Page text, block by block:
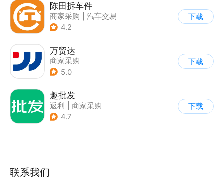
陈田拆车件
商家采购
汽车交易
4.2
下载
万贸达
商家采购
5.0
下载
趣批发
返利
商家采购
| 农产品商城
4.7
下载
联系我们